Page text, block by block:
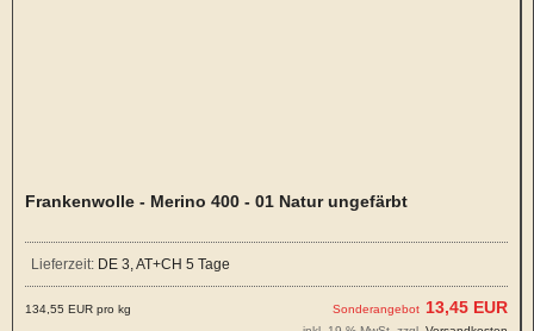
Frankenwolle - Merino 400 - 01 Natur ungefärbt
Lieferzeit: DE 3, AT+CH 5 Tage
Sonderangebot 13,45 EUR
134,55 EUR pro kg